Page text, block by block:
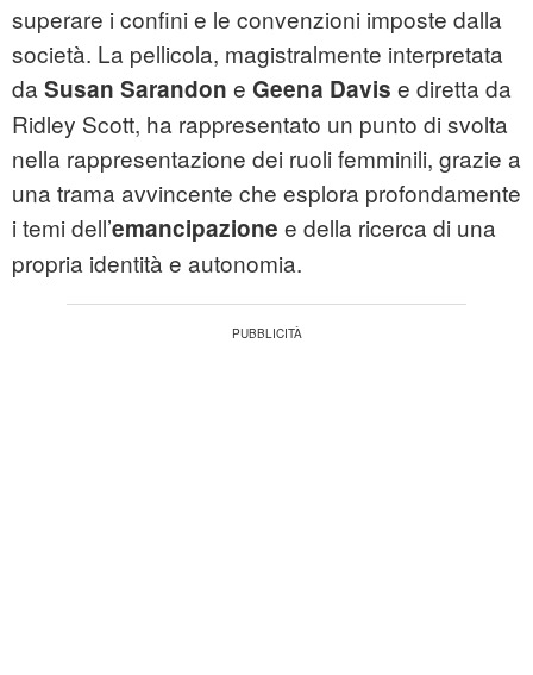
superare i confini e le convenzioni imposte dalla
società. La pellicola, magistralmente interpretata
da Susan Sarandon e Geena Davis e diretta da
Ridley Scott, ha rappresentato un punto di svolta
nella rappresentazione dei ruoli femminili, grazie a
una trama avvincente che esplora profondamente
i temi dell’emancipazione e della ricerca di una
propria identità e autonomia.